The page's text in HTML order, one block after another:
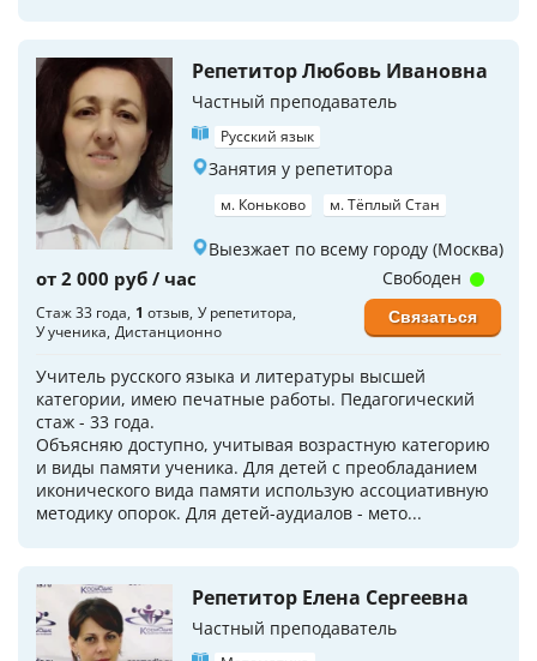
Репетитор Любовь Ивановна
Частный преподаватель
Русский язык
Занятия у репетитора
м. Коньково м. Тёплый Стан
Выезжает по всему городу (Москва)
от 2 000 руб / час
Стаж 33 года 1 отзыв У репетитора
У ученика Дистанционно
Учитель русского языка и литературы высшей
категории, имею печатные работы. Педагогический
стаж - 33 года.
Объясняю доступно, учитывая возрастную категорию
и виды памяти ученика. Для детей с преобладанием
иконического вида памяти использую ассоциативную
методику опорок. Для детей-аудиалов - мето...
Свободен
Связаться
Репетитор Елена Сергеевна
Частный преподаватель